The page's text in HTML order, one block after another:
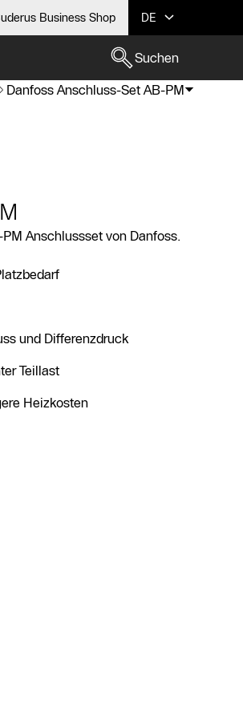
Business Shop DE
Suchen
Danfoss Anschluss-Set AB-PM
Anschlussset von Danfoss.
und Differenzdruck
Teillast
Heizkosten